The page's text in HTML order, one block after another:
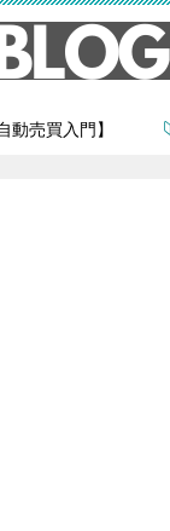
動売買入門】